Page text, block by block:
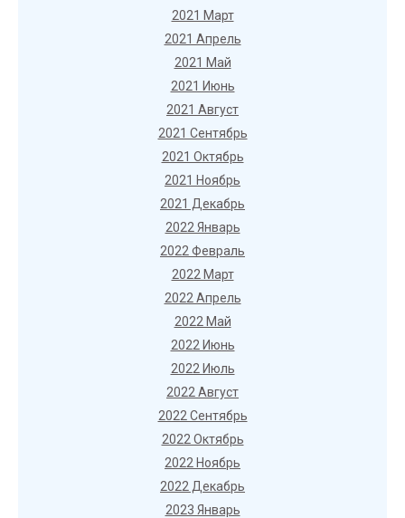
2021 Март
2021 Апрель
2021 Май
2021 Июнь
2021 Август
2021 Сентябрь
2021 Октябрь
2021 Ноябрь
2021 Декабрь
2022 Январь
2022 Февраль
2022 Март
2022 Апрель
2022 Май
2022 Июнь
2022 Июль
2022 Август
2022 Сентябрь
2022 Октябрь
2022 Ноябрь
2022 Декабрь
2023 Январь